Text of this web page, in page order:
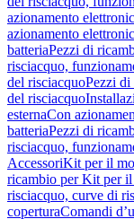
azionamento
azionamento
batteriaPezzi di
risciacquo,
del risciacquoPezzi di
del risciacquo
esternaCon
batteriaPezzi di
risciacquo,
AccessoriKit per il
ricambio per Kit per il
risciacquo, curve di
coperturaComandi